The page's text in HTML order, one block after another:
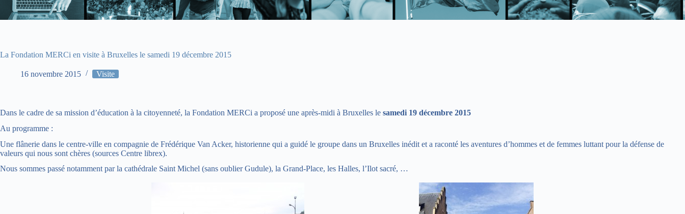
La Fondation MERCi en visite à Bruxelles le samedi 19 décembre 2015
16 novembre 2015 Visite
Dans le cadre de sa mission d’éducation à la citoyenneté, la Fondation MERCi a proposé une après-midi à Bruxelles le samedi 19 décembre 2015
Au programme :
Une flânerie dans le centre-ville en compagnie de Frédérique Van Acker, historienne qui a guidé le groupe dans un Bruxelles inédit et a raconté les aventures d’hommes et de femmes luttant pour la défense de
valeurs qui nous sont chères (sources Centre librex).
Nous sommes passé notamment par la cathédrale Saint Michel (sans oublier Gudule), la Grand-Place, les Halles, l’Ilot sacré, …